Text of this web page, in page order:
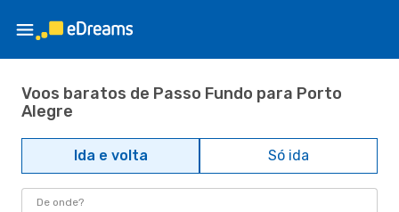
Voos baratos de Passo Fundo para Porto
Alegre
Ida e volta Só ida
De onde?